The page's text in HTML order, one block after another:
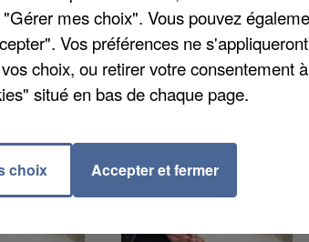
mes choix". Vous pouvez
Vos préférences ne
choix, ou retirer votre consentement
situé en bas de chaque page.
choix Accepter et fermer